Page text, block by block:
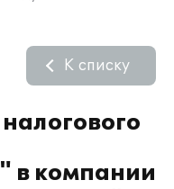
в компании
К списку